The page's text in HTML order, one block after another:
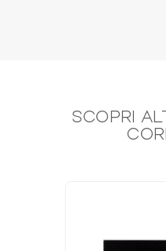
SCOPRI